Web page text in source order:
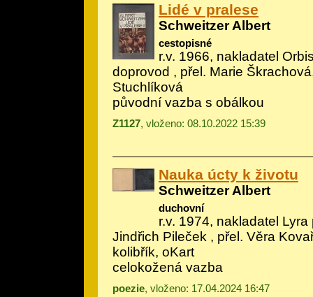
Lidé v pralese
Schweitzer Albert
cestopisné
r.v. 1966, nakladatel
doprovod , přel. Marie
Stuchlíková
původní vazba s obálkou
Z1127, vloženo: 08.10.2022 15:39
Nauka úcty k životu
Schweitzer Albert
duchovní
r.v. 1974, nakladatel Lyra
Jindřich Pileček , přel. Věra
kolibřík, oKart
celokožená vazba
poezie, vloženo: 17.04.2024 16:47